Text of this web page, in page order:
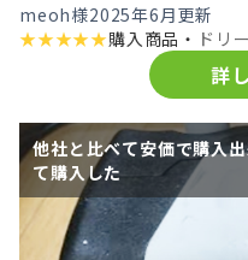
meoh様2025年6月更新
★★★★★購入商品・ ドリ
詳
他社と比べて安価で購入
て購入した